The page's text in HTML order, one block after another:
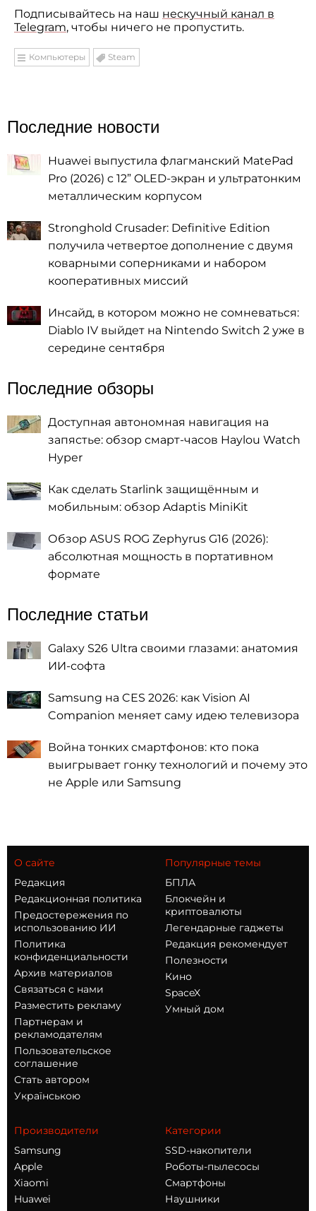
Подписывайтесь на наш нескучный канал в
Telegram, чтобы ничего не пропустить.
Компьютеры Steam
Последние новости
Huawei выпустила флагманский MatePad
Pro (2026) с 12” OLED-экран и ультратонким
металлическим корпусом
Stronghold Crusader: Definitive Edition
получила четвертое дополнение с двумя
коварными соперниками и набором
кооперативных миссий
Инсайд, в котором можно не сомневаться:
Diablo IV выйдет на Nintendo Switch 2 уже в
середине сентября
Последние обзоры
Доступная автономная навигация на
запястье: обзор смарт-часов Haylou Watch
Hyper
Как сделать Starlink защищённым и
мобильным: обзор Adaptis MiniKit
Обзор ASUS ROG Zephyrus G16 (2026):
абсолютная мощность в портативном
формате
Последние статьи
Galaxy S26 Ultra своими глазами: анатомия
ИИ-софта
Samsung на CES 2026: как Vision AI
Companion меняет саму идею телевизора
Война тонких смартфонов: кто пока
выигрывает гонку технологий и почему это
не Apple или Samsung
О сайте
Редакция
Редакционная политика
Предостережения по
использованию ИИ
Политика
конфиденциальности
Архив материалов
Связаться с нами
Разместить рекламу
Партнерам и
рекламодателям
Пользовательское
соглашение
Стать автором
Українською
Популярные темы
БПЛА
Блокчейн и
криптовалюты
Легендарные гаджеты
Редакция рекомендует
Полезности
Кино
SpaceX
Умный дом
Производители
Samsung
Apple
Xiaomi
Huawei
Категории
SSD-накопители
Роботы-пылесосы
Смартфоны
Наушники